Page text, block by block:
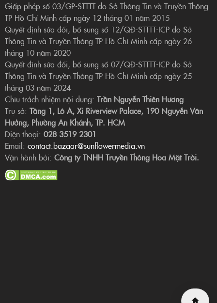
Giấp phép số 03/GP-STTTT do Sở Thông Tin và Truyền Thông
TP Hồ Chí Minh cấp ngày 12 tháng 01 năm 2015
Quyết định sửa đổi, bổ sung số 12/QĐ-STTTT-ICP do Sở
Thông Tin và Truyền Thông TP Hồ Chí Minh cấp ngày 26
tháng 10 năm 2020
Quyết định sửa đổi, bổ sung số 07/QĐ-STTTT-ICP do Sở
Thông Tin và Truyền Thông TP Hồ Chí Minh cấp ngày 25
tháng 03 năm 2024
Chịu trách nhiệm nội dung: Trần Nguyễn Thiên Hương
Trụ sở: Tầng 1, Lô A, Xi Riverview Palace, 190 Nguyễn Văn
Hưởng, Phường An Khánh, TP. HCM
Điện thoại: 028 3519 2301
Email: contact.bazaar@sunflowermedia.vn
Vận hành bởi: Công ty TNHH Truyền Thông Hoa Mặt Trời.